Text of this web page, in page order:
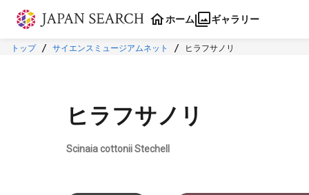
本文に飛ぶ
ホーム ギャラリー
トップ サイエンスミュージアムネット ヒラフサノリ
ヒラフサノリ
Scinaia cottonii Stechell